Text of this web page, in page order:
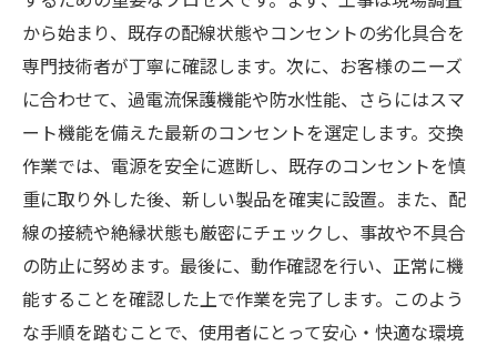
から始まり、既存の配線状態やコンセントの劣化具合を
専門技術者が丁寧に確認します。次に、お客様のニーズ
に合わせて、過電流保護機能や防水性能、さらにはスマ
ート機能を備えた最新のコンセントを選定します。交換
作業では、電源を安全に遮断し、既存のコンセントを慎
重に取り外した後、新しい製品を確実に設置。また、配
線の接続や絶縁状態も厳密にチェックし、事故や不具合
の防止に努めます。最後に、動作確認を行い、正常に機
能することを確認した上で作業を完了します。このよう
な手順を踏むことで、使用者にとって安心・快適な環境